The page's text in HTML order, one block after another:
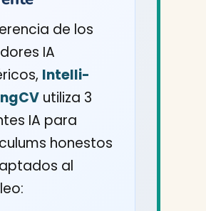
de los
IA
Intelli-
utiliza 3
IA para
honestos
al